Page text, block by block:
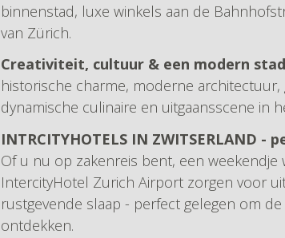
binnenstad, luxe winkels aan de
van Zürich.
Creativiteit, cultuur & een modern
historische charme, moderne
dynamische culinaire en uitgaansscene in
INTRCITYHOTELS IN
Of u nu op zakenreis bent, een
IntercityHotel Zurich Airport zorgen voor
rustgevende slaap - perfect gelegen om
ontdekken.